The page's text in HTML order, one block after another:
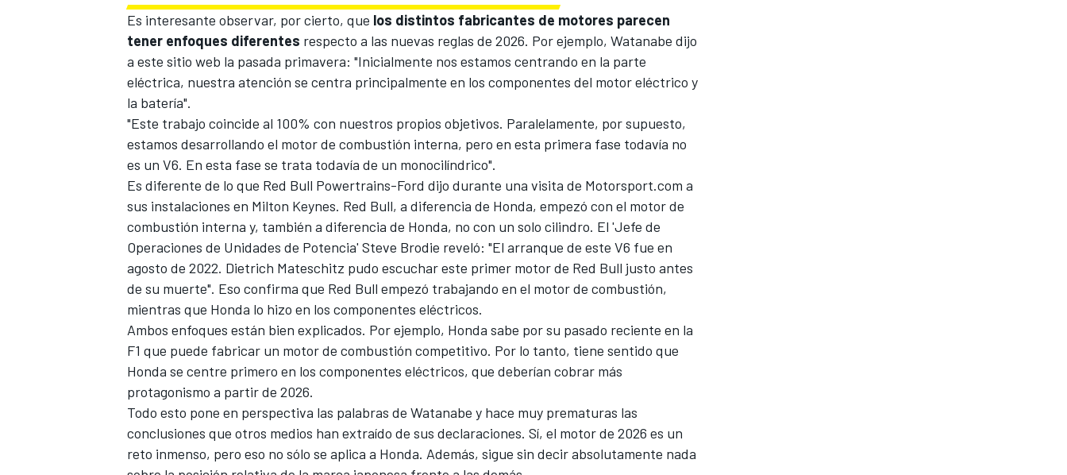
Es interesante observar, por cierto, que los distintos fabricantes de motores parecen
tener enfoques diferentes respecto a las nuevas reglas de 2026. Por ejemplo, Watanabe dijo
a este sitio web la pasada primavera: "Inicialmente nos estamos centrando en la parte
eléctrica, nuestra atención se centra principalmente en los componentes del motor eléctrico y
la batería".
"Este trabajo coincide al 100% con nuestros propios objetivos. Paralelamente, por supuesto,
estamos desarrollando el motor de combustión interna, pero en esta primera fase todavía no
es un V6. En esta fase se trata todavía de un monocilíndrico".
Es diferente de lo que Red Bull Powertrains-Ford dijo durante una visita de Motorsport.com a
sus instalaciones en Milton Keynes. Red Bull, a diferencia de Honda, empezó con el motor de
combustión interna y, también a diferencia de Honda, no con un solo cilindro. El 'Jefe de
Operaciones de Unidades de Potencia' Steve Brodie reveló: "El arranque de este V6 fue en
agosto de 2022. Dietrich Mateschitz pudo escuchar este primer motor de Red Bull justo antes
de su muerte". Eso confirma que Red Bull empezó trabajando en el motor de combustión,
mientras que Honda lo hizo en los componentes eléctricos.
Ambos enfoques están bien explicados. Por ejemplo, Honda sabe por su pasado reciente en la
F1 que puede fabricar un motor de combustión competitivo. Por lo tanto, tiene sentido que
Honda se centre primero en los componentes eléctricos, que deberían cobrar más
protagonismo a partir de 2026.
Todo esto pone en perspectiva las palabras de Watanabe y hace muy prematuras las
conclusiones que otros medios han extraído de sus declaraciones. Sí, el motor de 2026 es un
reto inmenso, pero eso no sólo se aplica a Honda. Además, sigue sin decir absolutamente nada